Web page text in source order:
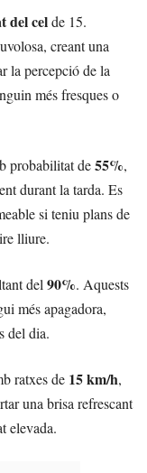
del celde 15.
creant una
la percepció de la
més fresques o
probabilitat de55%,
durant la tarda. Es
si teniu plans de
lliure.
del90%. Aquests
més apagadora,
del dia.
ratxes de 15 km/h,
una brisa refrescant
elevada.